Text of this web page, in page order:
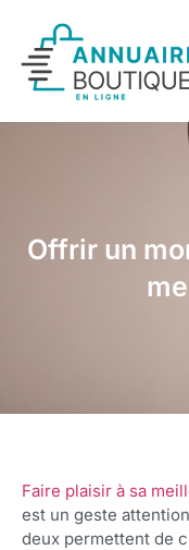
Offrir un
Faire plaisir à sa
est un geste
deux permettent de